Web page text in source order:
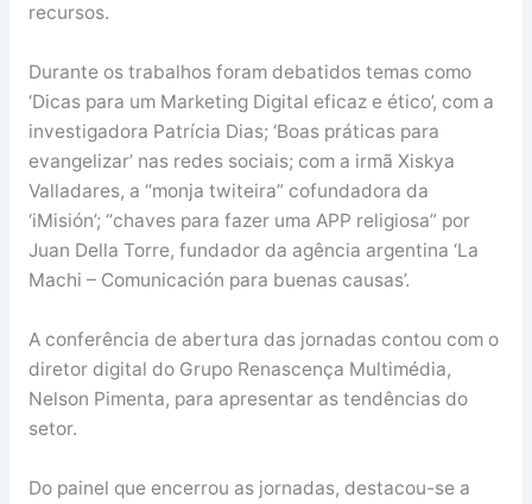
recursos.
Durante os trabalhos foram debatidos temas como
‘Dicas para um Marketing Digital eficaz e ético’, com a
investigadora Patrícia Dias; ‘Boas práticas para
evangelizar’ nas redes sociais; com a irmã Xiskya
Valladares, a “monja twiteira” cofundadora da
‘iMisión’; “chaves para fazer uma APP religiosa” por
Juan Della Torre, fundador da agência argentina ‘La
Machi – Comunicación para buenas causas’.
A conferência de abertura das jornadas contou com o
diretor digital do Grupo Renascença Multimédia,
Nelson Pimenta, para apresentar as tendências do
setor.
Do painel que encerrou as jornadas, destacou-se a